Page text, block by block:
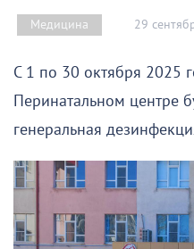
Медицина 29
С 1 по 30 октября 2025
Перинатальном центре
генеральная